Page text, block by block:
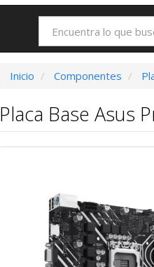
Inicio Componentes
Placa Base Asus